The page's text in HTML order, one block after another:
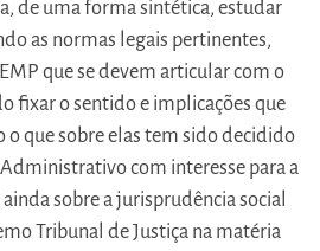
de uma forma sintética, estudar
as normas legais pertinentes,
que se devem articular com o
fixar o sentido e implicações que
o que sobre elas tem sido decidido
com interesse para a
sobre a jurisprudência social
Tribunal de Justiça na matéria